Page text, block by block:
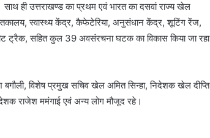
ही उत्तराखण्ड का प्रथम एवं भारत का दसवां राज्य खेल
पुस्तकालय, स्वास्थ्य केंद्र, कैफेटेरिया, अनुसंधान केंद्र, शूटिंग रेंज,
ट्रैक, सहित कुल 39 अवसंरचना घटक का विकास किया जा रहा
विशेष प्रमुख सचिव खेल अमित सिन्हा, निदेशक खेल दीप्ति
राजेश ममंगाई एवं अन्य लोग मौजूद रहे।